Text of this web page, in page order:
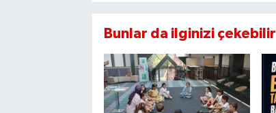
Bunlar da ilginizi çekebilir